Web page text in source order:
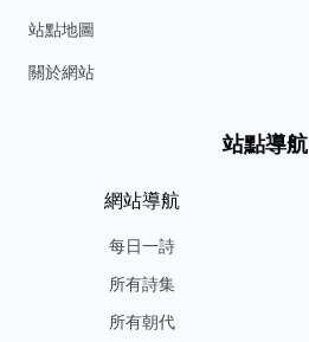
站點地圖
關於網站
站點導航
網站導航
每日一詩
所有詩集
所有朝代